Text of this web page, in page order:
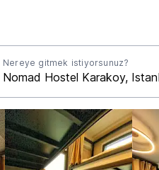
Nereye gitmek istiyorsunuz?